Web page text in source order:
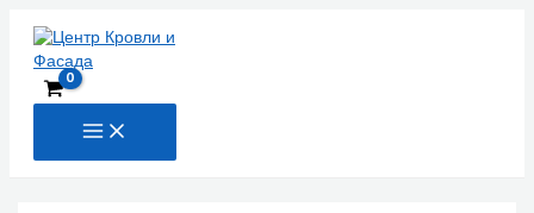
содержимому
STAL
PREMIUM
Желоб
полукруглый
D125